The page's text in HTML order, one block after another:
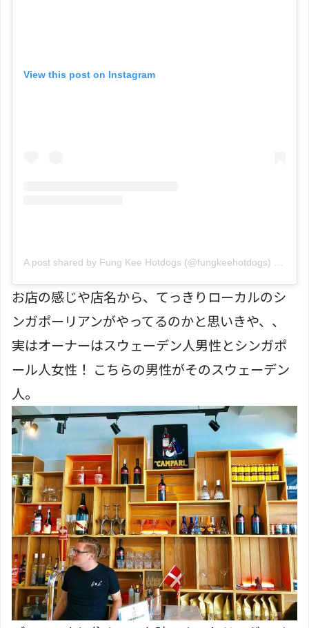
View this post on Instagram
A post shared by Fung Kee Hotdogs (@fungkeehotdogs)
お店の感じや店名から、てっきりローカルのシ
ンガポーリアンがやってるのかと思いきや、、
実はオーナーはスウェーデン人男性とシンガポ
ール人女性！ こちらの男性がそのスウェーデン
人。